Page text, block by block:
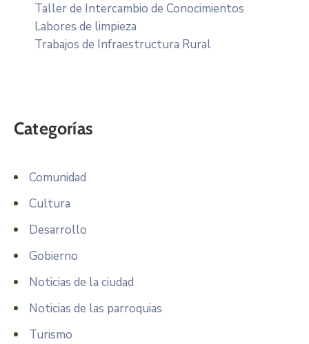
Taller de Intercambio de Conocimientos
Labores de limpieza
Trabajos de Infraestructura Rural
Categorías
Comunidad
Cultura
Desarrollo
Gobierno
Noticias de la ciudad
Noticias de las parroquias
Turismo